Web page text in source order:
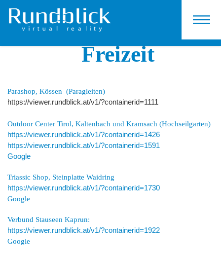
Freizeit
Parashop, Kössen (Paragleiten)
https://viewer.rundblick.at/v1/?containerid=1111
Outdoor Center Tirol, Kaltenbach und Kramsach (Hochseilgarten)
https://viewer.rundblick.at/v1/?containerid=1426
https://viewer.rundblick.at/v1/?containerid=1591
Google
Triassic Shop, Steinplatte Waidring
https://viewer.rundblick.at/v1/?containerid=1730
Google
Verbund Stauseen Kaprun:
https://viewer.rundblick.at/v1/?containerid=1922
Google